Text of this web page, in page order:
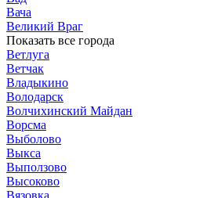
Вача
Великий Враг
Показать все города
Ветлуга
Ветчак
Владыкино
Володарск
Волчихинский Майдан
Ворсма
Выболово
Выкса
Выползово
Высоково
Вязовка